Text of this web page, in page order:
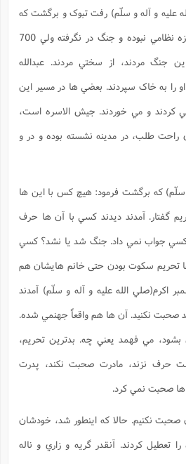
عليه و آله و سلّم) رفت تبوک و برگشت که
جنگ بسيار سختي بوده؛ مبارزه نظامي نبوده و جنگ در نگرفته ولي 700
جنگ مردند، از سختي مردند. عبدالله
را به خاک سپردند. بعضي ها در مسير اين
کردند و مي خوردند. جيش الاسره است،
طلب، در مدينه نشسته بوده و در و
و سلّم) که برگشت فرمود: هيچ کس با اين ها
گفتار. آمدند ديدند کسي با آن ها حرف
کسي جواب نمي داد. جنگ شد يا نشد؟ کسي
تحريم سکوت بودن حتی خانم هايشان هم
اکرم(صلي الله عليه و آله و سلّم) آمدند
صحبت نکنيد. آن ها هم واقعاً جهنمي شده.
مي فهمد يعني چه. بدترين تحريم،
نزند، مادرت صحبت نکند، پدرت
صحبت نمي کرد.
نکنيم. حالا که اينطور شد، خودشان
کردند. آنقدر گريه و زاري و ناله